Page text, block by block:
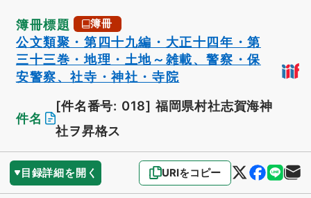
簿冊標題 簿冊
公文類聚・第四十九編・大正十四年・第
三十三巻・地理・土地～雑載、警察・保
安警察、社寺・神社・寺院
件名
[件名番号: 018] 福岡県村社志賀海神
社ヲ昇格ス
目録詳細を開く URIをコピー